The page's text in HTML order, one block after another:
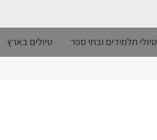
טיולי תלמידים ובתי ספר טיולים בארץ